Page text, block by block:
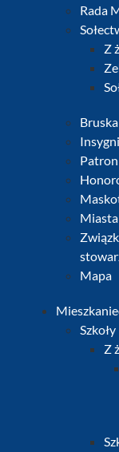
Rada
Z
Mapa
Szkoły
Z